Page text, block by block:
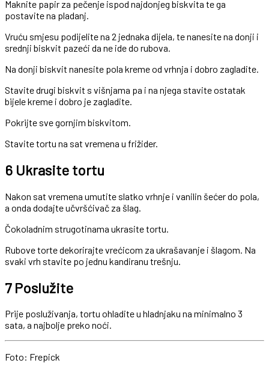
Maknite papir za pečenje ispod najdonjeg biskvita te ga
postavite na pladanj.
Vruću smjesu podijelite na 2 jednaka dijela, te nanesite na donji i
srednji biskvit pazeći da ne ide do rubova.
Na donji biskvit nanesite pola kreme od vrhnja i dobro zagladite.
Stavite drugi biskvit s višnjama pa i na njega stavite ostatak
bijele kreme i dobro je zagladite.
Pokrijte sve gornjim biskvitom.
Stavite tortu na sat vremena u frižider.
6 Ukrasite tortu
Nakon sat vremena umutite slatko vrhnje i vanilin šećer do pola,
a onda dodajte učvršćivač za šlag.
Čokoladnim strugotinama ukrasite tortu.
Rubove torte dekorirajte vrećicom za ukrašavanje i šlagom. Na
svaki vrh stavite po jednu kandiranu trešnju.
7 Poslužite
Prije posluživanja, tortu ohladite u hladnjaku na minimalno 3
sata, a najbolje preko noći.
Foto: Frepick